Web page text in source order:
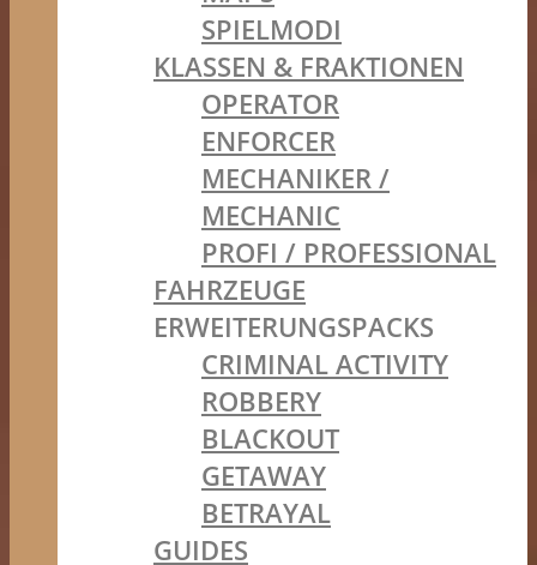
SPIELMODI
KLASSEN & FRAKTIONEN
OPERATOR
ENFORCER
MECHANIKER /
MECHANIC
PROFI / PROFESSIONAL
FAHRZEUGE
ERWEITERUNGSPACKS
CRIMINAL ACTIVITY
ROBBERY
BLACKOUT
GETAWAY
BETRAYAL
GUIDES